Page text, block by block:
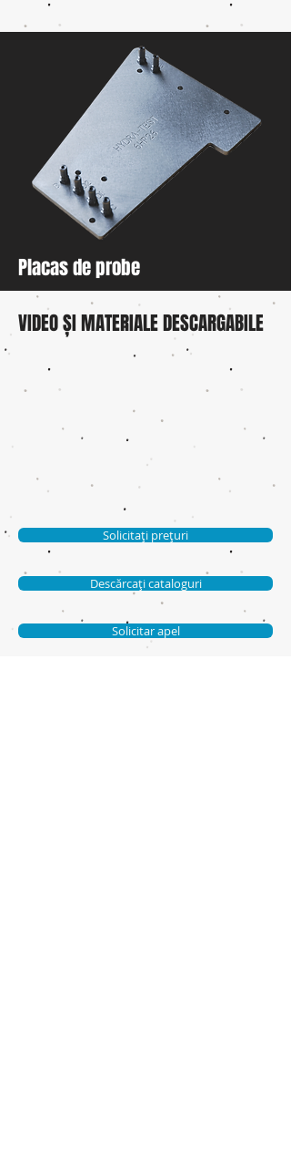
Placas de probe
VIDEO ȘI MATERIALE DESCARGABILE
Solicitați prețuri
Descărcați cataloguri
Solicitar apel